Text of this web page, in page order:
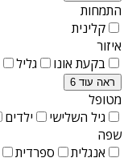
התמחות
קלינית
איזור
בקעת אונו
גליל
ראה עוד 6
מטופל
גיל השלישי
ילדים
שפה
אנגלית
ספרדית